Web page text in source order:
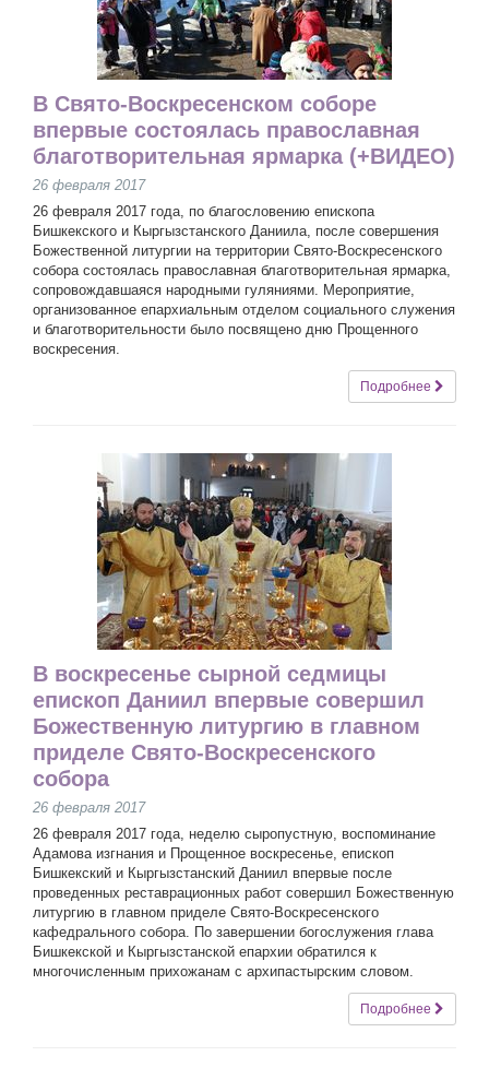
В Свято-Воскресенском соборе
впервые состоялась православная
благотворительная ярмарка (+ВИДЕО)
26 февраля 2017
26 февраля 2017 года, по благословению епископа
Бишкекского и Кыргызстанского Даниила, после совершения
Божественной литургии на территории Свято-Воскресенского
собора состоялась православная благотворительная ярмарка,
сопровождавшаяся народными гуляниями. Мероприятие,
организованное епархиальным отделом социального служения
и благотворительности было посвящено дню Прощенного
воскресения.
Подробнее
В воскресенье сырной седмицы
епископ Даниил впервые совершил
Божественную литургию в главном
приделе Свято-Воскресенского
собора
26 февраля 2017
26 февраля 2017 года, неделю сыропустную, воспоминание
Адамова изгнания и Прощенное воскресенье, епископ
Бишкекский и Кыргызстанский Даниил впервые после
проведенных реставрационных работ совершил Божественную
литургию в главном приделе Свято-Воскресенского
кафедрального собора. По завершении богослужения глава
Бишкекской и Кыргызстанской епархии обратился к
многочисленным прихожанам с архипастырским словом.
Подробнее